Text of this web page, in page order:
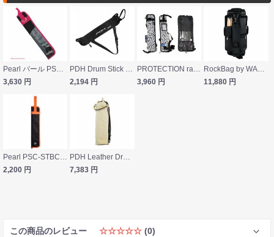
3,630 円
2,194 円
3,960 円
11,880 円
2,200 円
7,383 円
この商品のレビュー ☆☆☆☆☆ (0)